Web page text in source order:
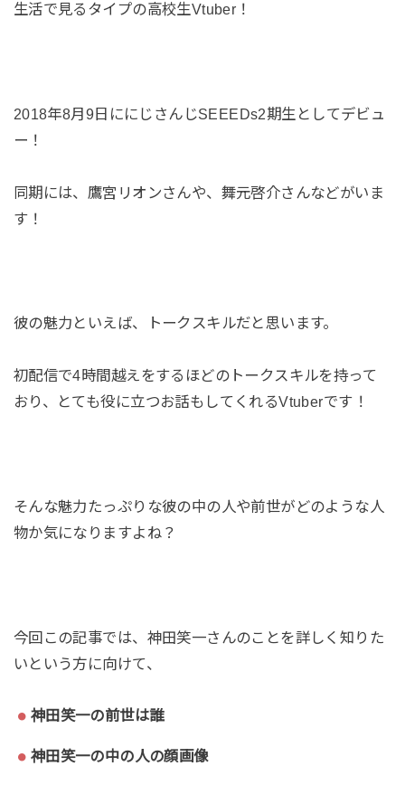
生活で見るタイプの高校生Vtuber！
2018年8月9日ににじさんじSEEEDs2期生としてデビュ
ー！
同期には、鷹宮リオンさんや、舞元啓介さんなどがいま
す！
彼の魅力といえば、トークスキルだと思います。
初配信で4時間越えをするほどのトークスキルを持って
おり、とても役に立つお話もしてくれるVtuberです！
そんな魅力たっぷりな彼の中の人や前世がどのような人
物か気になりますよね？
今回この記事では、神田笑一さんのことを詳しく知りた
いという方に向けて、
神田笑一の前世は誰
神田笑一の中の人の顔画像